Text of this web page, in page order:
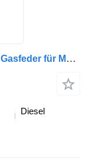
MAN TGL 8.220 (01.05-) 81970060003 Gasfeder für MAN TGL, TGM, TGS, TGX (2005-2021) LKW
Diesel